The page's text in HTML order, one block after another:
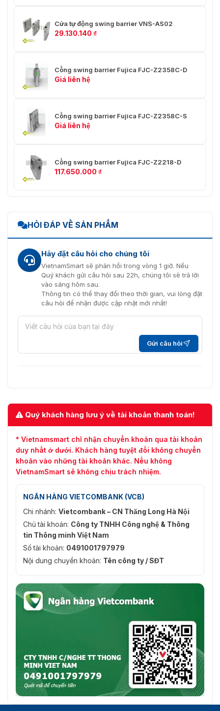
Cửa tự động swing barrier VNS-AS02
29.130.140 ₫
Cổng swing barrier Fujica FJC-Z2358C-D
Giá liên hệ
Cổng swing barrier Fujica FJC-Z2358C-S
Giá liên hệ
Cổng swing barrier Fujica FJC-Z2218-D
117.650.000 ₫
HỎI ĐÁP VỀ SẢN PHẨM
Hãy đặt câu hỏi cho chúng tôi
VietnamSmart sẽ phản hồi trong vòng 1 giờ. Nếu
Quý khách gửi câu hỏi sau 22h, chúng tôi sẽ trả lời
vào sáng hôm sau.
Thông tin có thể thay đổi theo thời gian, vui lòng đặt
câu hỏi để nhận được cập nhật mới nhất!
Gửi câu hỏi
Quý khách hàng lưu ý về tài khoản thanh toán!
* Vietnamsmart chỉ nhận chuyển khoản qua tài khoản
duy nhất ở dưới. Khách hàng tuyệt đối không chuyển
khoản vào những tài khoản khác. Nếu không
VietnamSmart sẽ không chịu trách nhiệm.
NGÂN HÀNG VIETCOMBANK (VCB)
Chi nhánh: Vietcombank – CN Thăng Long Hà Nội
Chủ tài khoản: Công ty TNHH Công nghệ & Thông
tin Thông minh Việt Nam
Số tài khoản: 0491001797979
Nội dung chuyển khoản: Tên công ty / SĐT